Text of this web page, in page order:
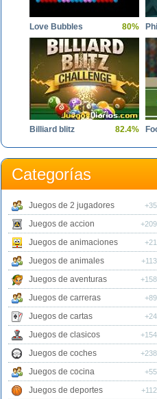
Love Bubbles 80%
Billiard blitz 82.4%
Categorías
Juegos de 2 jugadores
Juegos de accion
Juegos de animaciones
Juegos de animales
Juegos de aventuras
Juegos de carreras
Juegos de cartas
Juegos de clasicos
Juegos de coches
Juegos de cocina
Juegos de deportes